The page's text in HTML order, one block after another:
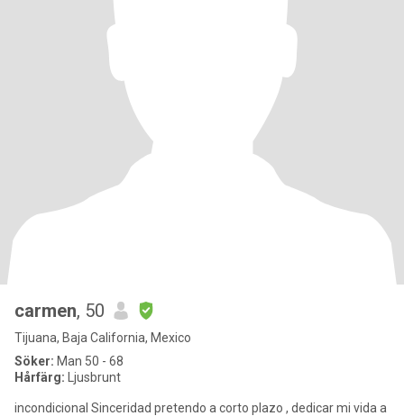
carmen, 50
Tijuana, Baja California, Mexico
Söker: Man 50 - 68
Hårfärg: Ljusbrunt
incondicional Sinceridad pretendo a corto plazo , dedicar mi vida a